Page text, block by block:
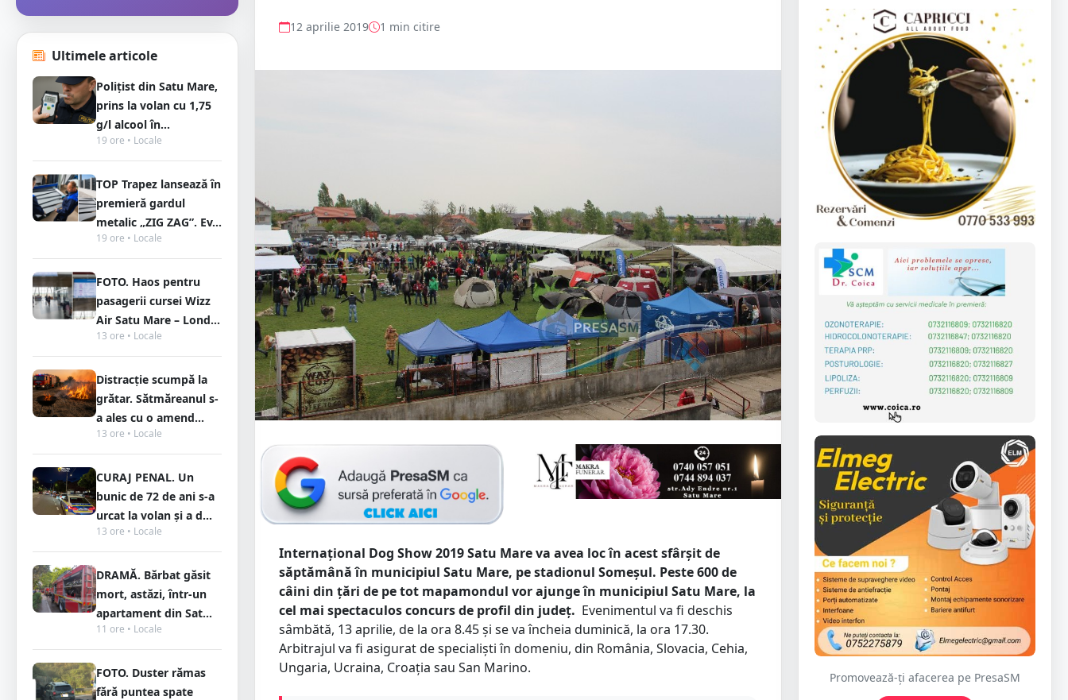
Ultimele articole
Polițist din Satu Mare,
prins la volan cu 1,75
g/l alcool în...
19 ore • Locale
TOP Trapez lansează în
premieră gardul
metalic „ZIG ZAG”. Ev...
19 ore • Locale
FOTO. Haos pentru
pasagerii cursei Wizz
Air Satu Mare – Lond...
13 ore • Locale
Distracție scumpă la
grătar. Sătmăreanul s-
a ales cu o amend...
13 ore • Locale
CURAJ PENAL. Un
bunic de 72 de ani s-a
urcat la volan și a d...
13 ore • Locale
DRAMĂ. Bărbat găsit
mort, astăzi, într-un
apartament din Sat...
11 ore • Locale
FOTO. Duster rămas
fără puntea spate
12 aprilie 2019 1 min citire
Internațional Dog Show 2019 Satu Mare va avea loc în acest sfârșit de
săptămână în municipiul Satu Mare, pe stadionul Someșul. Peste 600 de
câini din țări de pe tot mapamondul vor ajunge în municipiul Satu Mare, la
cel mai spectaculos concurs de profil din județ. Evenimentul va fi deschis
sâmbătă, 13 aprilie, de la ora 8.45 și se va încheia duminică, la ora 17.30.
Arbitrajul va fi asigurat de specialiști în domeniu, din România, Slovacia, Cehia,
Ungaria, Ucraina, Croația sau San Marino.
Promovează-ți afacerea pe PresaSM